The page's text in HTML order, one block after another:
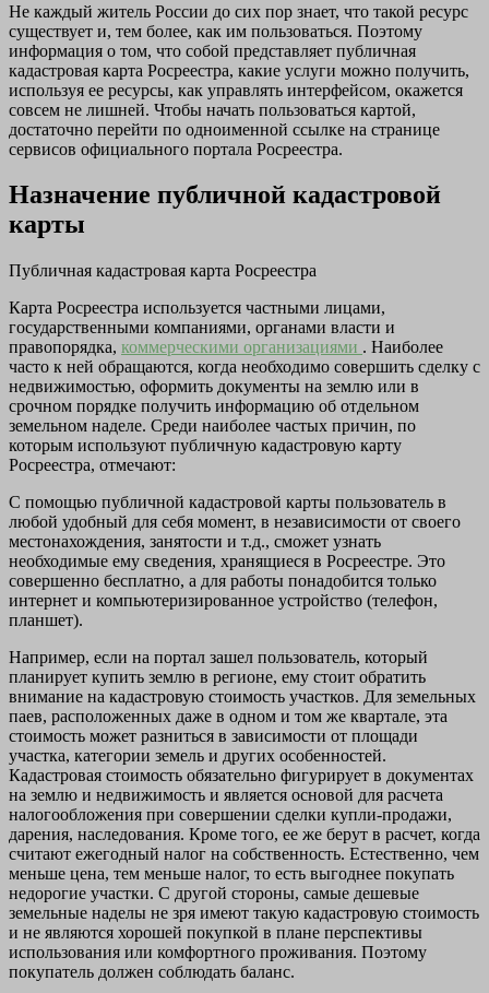
Не каждый житель России до сих пор знает, что такой ресурс
существует и, тем более, как им пользоваться. Поэтому
информация о том, что собой представляет публичная
кадастровая карта Росреестра, какие услуги можно получить,
используя ее ресурсы, как управлять интерфейсом, окажется
совсем не лишней. Чтобы начать пользоваться картой,
достаточно перейти по одноименной ссылке на странице
сервисов официального портала Росреестра.
Назначение публичной кадастровой
карты
Публичная кадастровая карта Росреестра
Карта Росреестра используется частными лицами,
государственными компаниями, органами власти и
правопорядка, коммерческими организациями . Наиболее
часто к ней обращаются, когда необходимо совершить сделку с
недвижимостью, оформить документы на землю или в
срочном порядке получить информацию об отдельном
земельном наделе. Среди наиболее частых причин, по
которым используют публичную кадастровую карту
Росреестра, отмечают:
С помощью публичной кадастровой карты пользователь в
любой удобный для себя момент, в независимости от своего
местонахождения, занятости и т.д., сможет узнать
необходимые ему сведения, хранящиеся в Росреестре. Это
совершенно бесплатно, а для работы понадобится только
интернет и компьютеризированное устройство (телефон,
планшет).
Например, если на портал зашел пользователь, который
планирует купить землю в регионе, ему стоит обратить
внимание на кадастровую стоимость участков. Для земельных
паев, расположенных даже в одном и том же квартале, эта
стоимость может разниться в зависимости от площади
участка, категории земель и других особенностей.
Кадастровая стоимость обязательно фигурирует в документах
на землю и недвижимость и является основой для расчета
налогообложения при совершении сделки купли-продажи,
дарения, наследования. Кроме того, ее же берут в расчет, когда
считают ежегодный налог на собственность. Естественно, чем
меньше цена, тем меньше налог, то есть выгоднее покупать
недорогие участки. С другой стороны, самые дешевые
земельные наделы не зря имеют такую кадастровую стоимость
и не являются хорошей покупкой в плане перспективы
использования или комфортного проживания. Поэтому
покупатель должен соблюдать баланс.